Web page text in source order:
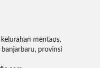
mentaos,
provinsi